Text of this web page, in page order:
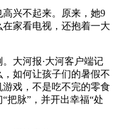
兴不起来。原来，她9
家看电视，还抱着一大
大河报·大河客户端记
如何让孩子们的暑假不
戏，不是吃不完的零食
把脉”，并开出幸福“处